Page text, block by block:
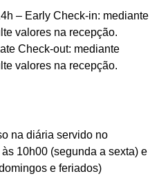
– Early Check-in: mediante
valores na recepção.
Check-out: mediante
valores na recepção.
na diária servido no
10h00 (segunda a sexta) e
e feriados)